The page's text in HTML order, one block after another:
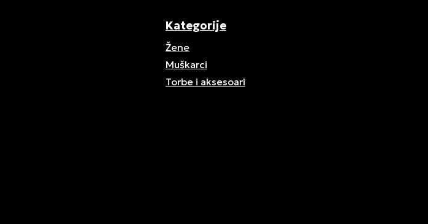
Kategorije
Žene
Muškarci
Torbe i aksesoari